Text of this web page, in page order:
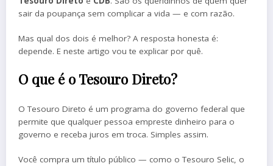
sair da poupança sem complicar a vida — e com razão.
Mas qual dos dois é melhor? A resposta honesta é:
depende. E neste artigo vou te explicar por quê.
O que é o Tesouro Direto?
O Tesouro Direto é um programa do governo federal que
permite que qualquer pessoa empreste dinheiro para o
governo e receba juros em troca. Simples assim.
Você compra um título público — como o Tesouro Selic, o